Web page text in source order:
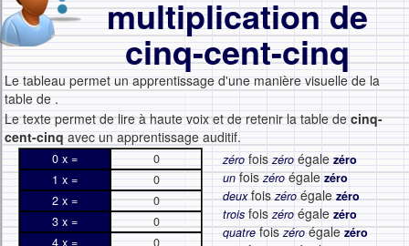
multiplication de
cinq-cent-cinq
Le tableau permet un apprentissage d'une manière visuelle de la
table de .
Le texte permet de lire à haute voix et de retenir la table decinq-
cent-cinq avec un apprentissage auditif.
0 x =
0
1 x =
0
2 x =
0
3 x =
0
4 x =
0
zéro foiszéro égale zéro
unfoiszéroégalezéro
deuxfoiszéroégalezéro
trois foiszéro égale zéro
quatrefoiszéroégalezéro